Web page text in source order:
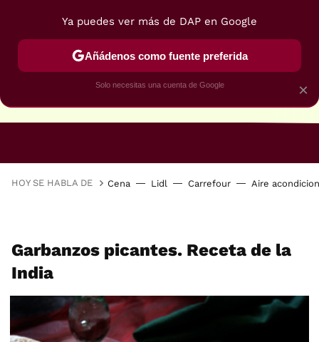
HOY SE HABLA DE Cena Lidl Carrefour Aire
Garbanzos picantes. Receta de la
India
×
Ya puedes ver más de DAP en Google
Añádenos como fuente preferida
Solo necesitas una cuenta de Google